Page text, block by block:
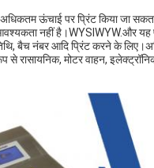
ऊंचाई पर प्रिंट किया जा
नहीं है।WYSIWYW.और यह
बैच नंबर आदि प्रिंट करने के लिए।
मोटर वाहन,